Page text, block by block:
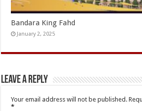
Bandara King Fahd
January 2, 2025
Leave a Reply
Your email address will not be published.
*